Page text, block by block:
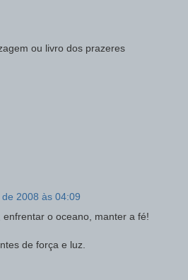
ou livro dos prazeres
2008 às 04:09
enfrentar o oceano, manter a fé!
de força e luz.